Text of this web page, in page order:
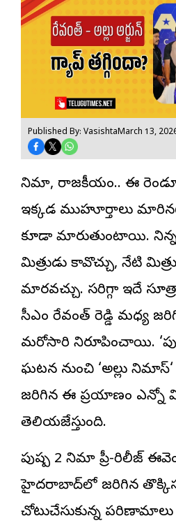
Published By: VasishtaMarch 13,
సినిమా, రాజకీయం.. ఈ
ఇక్కడ ముహూర్తాలు
కూడా మారుతుంటాయి. నిన్నటి
మిత్రుడు కావొచ్చు, నేటి
మారవచ్చు. సరిగ్గా ఇదే
సీఎం రేవంత్ రెడ్డి మధ్య
మరోసారి నిరూపించాయి.
ఘటన నుంచి ‘అల్లు సినిమాస్
జరిగిన ఈ ప్రయాణం ఎన్నో
తెలియజేస్తుంది.
పుష్ప 2 సినిమా ప్రీ-రిలీజ్
హైదరాబాద్‌లో జరిగిన
చోటుచేసుకున్న పరిణామాలు